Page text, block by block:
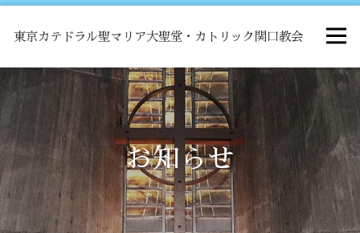
東京カテドラル聖マリア大聖堂・カトリック関口教会
HOME
ミサ
お知らせ
お知らせ